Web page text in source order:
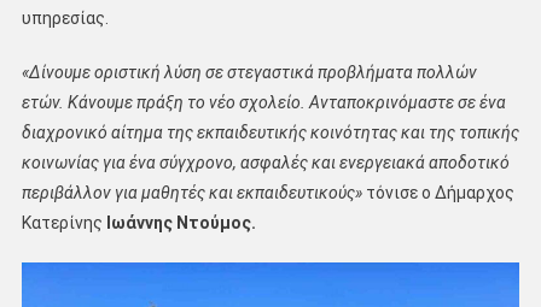
υπηρεσίας.
«Δίνουμε οριστική λύση σε στεγαστικά προβλήματα πολλών
ετών. Κάνουμε πράξη το νέο σχολείο. Ανταποκρινόμαστε σε ένα
διαχρονικό αίτημα της εκπαιδευτικής κοινότητας και της τοπικής
κοινωνίας για ένα σύγχρονο, ασφαλές και ενεργειακά αποδοτικό
περιβάλλον για μαθητές και εκπαιδευτικούς»τόνισε ο Δήμαρχος
Κατερίνης Ιωάννης Ντούμος.